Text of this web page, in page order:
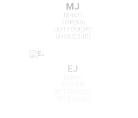
MJ
164cm
TOP(55)
BOTTOM(26)
EJ